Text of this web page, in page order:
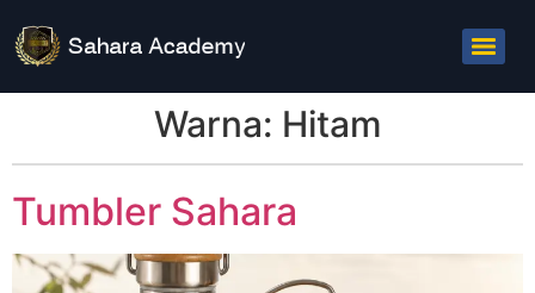
Warna: Hitam
Tumbler Sahara